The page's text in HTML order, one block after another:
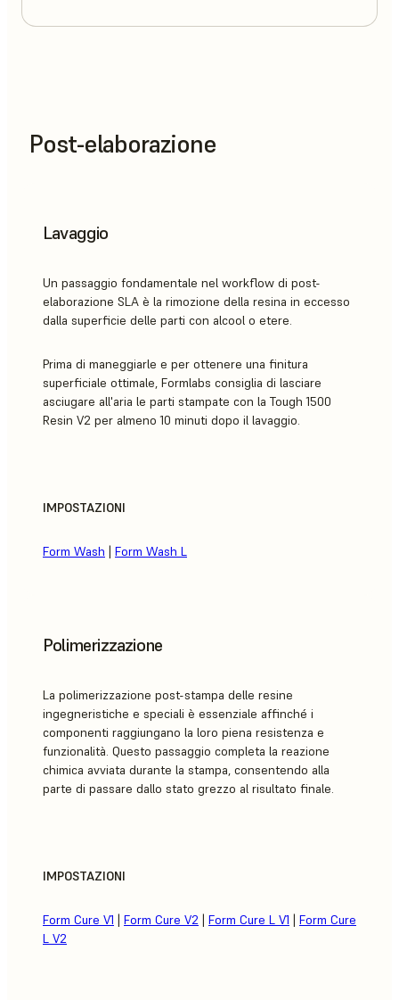
Post-elaborazione
Lavaggio
Un passaggio fondamentale nel workflow di post-
elaborazione SLA è la rimozione della resina in eccesso
dalla superficie delle parti con alcool o etere.
Prima di maneggiarle e per ottenere una finitura
superficiale ottimale, Formlabs consiglia di lasciare
asciugare all'aria le parti stampate con la Tough 1500
Resin V2 per almeno 10 minuti dopo il lavaggio.
IMPOSTAZIONI
Form Wash | Form Wash L
Polimerizzazione
La polimerizzazione post-stampa delle resine
ingegneristiche e speciali è essenziale affinché i
componenti raggiungano la loro piena resistenza e
funzionalità. Questo passaggio completa la reazione
chimica avviata durante la stampa, consentendo alla
parte di passare dallo stato grezzo al risultato finale.
IMPOSTAZIONI
Form Cure V1 | Form Cure V2 | Form Cure L V1 | Form Cure
L V2